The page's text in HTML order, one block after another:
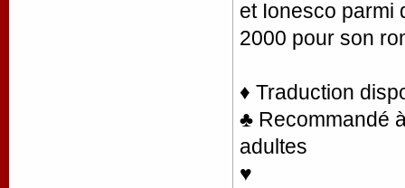
et Ionesco parmi
2000 pour son
♦ Traduction
♣ Recommandé
adultes
♥